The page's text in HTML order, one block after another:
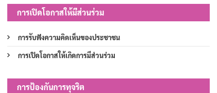
การเปิดโอกาสให้มีส่วนร่วม
การรับฟังความคิดเห็นของประชาชน
การเปิดโอกาสให้เกิดการมีส่วนร่วม
การป้องกันการทุจริต